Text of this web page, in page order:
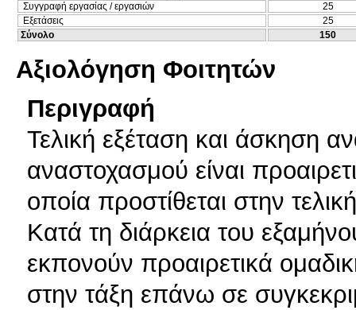
Συγγραφή εργασίας / εργασιών
25
Εξετάσεις
25
Σύνολο
150
Αξιολόγηση Φοιτητών
Περιγραφή
Τελική εξέταση και άσκηση
αναστοχασμού είναι
οποία προστίθεται στην
Κατά τη διάρκεια του
εκπονούν προαιρετικά
στην τάξη επάνω σε